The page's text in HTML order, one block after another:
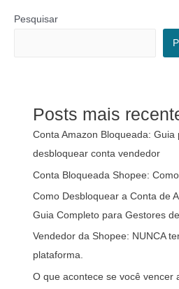
Pesquisar
Posts mais
Conta Amazon Bloqueada: Guia
desbloquear conta vendedor
Conta Bloqueada Shopee:
Como Desbloquear a Conta de
Guia Completo para Gestores
Vendedor da Shopee: NUNCA
plataforma.
O que acontece se você vencer